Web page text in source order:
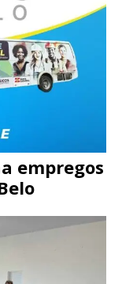
empregos